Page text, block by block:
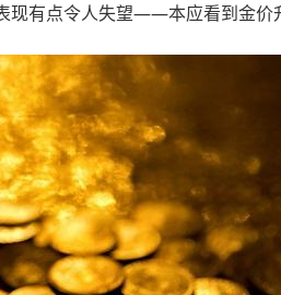
现有点令人失望——本应看到金价